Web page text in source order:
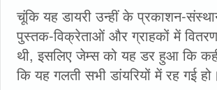
चूंकि यह डायरी उन्हीं के प्रकाशन-
पुस्तक-विक्रेताओं और ग्राहकों में
थी, इसलिए जेम्स को यह डर हुआ कि
कि यह गलती सभी डांयरियों में रह गई हो।